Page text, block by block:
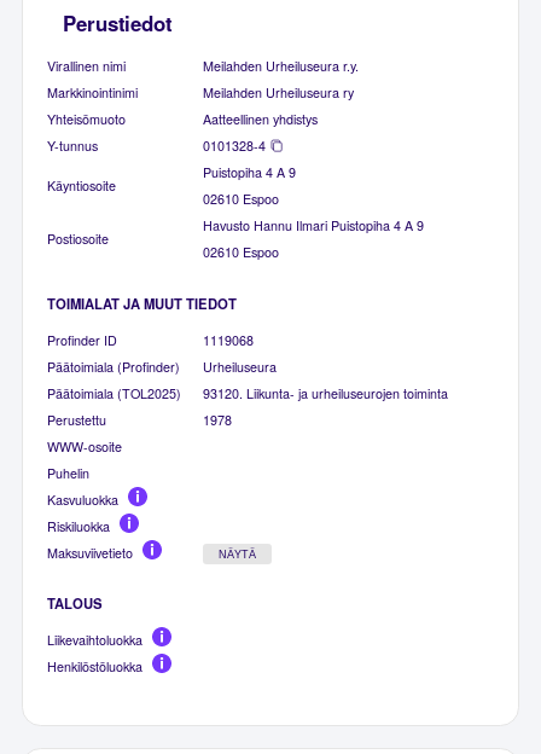
Perustiedot
Virallinen nimi
Meilahden Urheiluseura r.y.
Markkinointinimi
Meilahden Urheiluseura ry
Yhteisömuoto
Aatteellinen yhdistys
Y-tunnus
0101328-4
Käyntiosoite
Puistopiha 4 A 9
02610 Espoo
Postiosoite
Havusto Hannu Ilmari Puistopiha 4 A 9
02610 Espoo
TOIMIALAT JA MUUT TIEDOT
Profinder ID
1119068
Päätoimiala (Profinder)
Urheiluseura
Päätoimiala (TOL2025)
93120. Liikunta- ja urheiluseurojen toiminta
Perustettu
1978
WWW-osoite
Puhelin
Kasvuluokka
Riskiluokka
Maksuviivetieto
NÄYTÄ
TALOUS
Liikevaihtoluokka
Henkilöstöluokka